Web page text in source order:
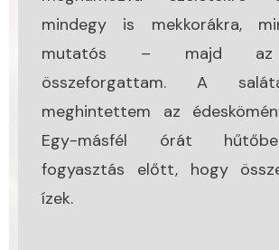
mindegy is mekkorákra,
mutatós – majd az
összeforgattam. A
meghintettem az
Egy-másfél órát
fogyasztás előtt, hogy
ízek.